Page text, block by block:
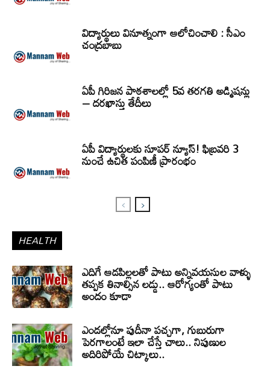
విద్యార్థులు వినూత్నంగా ఆలోచించాలి : సీఎం
చంద్రబాబు
ఏపీ గిరిజన పాఠశాలల్లో 5వ తరగతి అడ్మిషన్లు
– దరఖాస్తు తేదీలు
ఏపీ విద్యార్థులకు సూపర్ న్యూస్! ఫిబ్రవరి 3
నుంచే ఉచిత పంపిణీ ప్రారంభం
HEALTH
ఎదిగే ఆడపిల్లలతో పాటు అన్నివయసుల వాళ్ళు
తప్పక తినాల్సిన లడ్డు.. ఆరోగ్యంతో పాటు
అందం కూడా
ఎండల్లోనూ పుదీనా పచ్చగా, గుబురుగా
పెరగాలంటే ఇలా చేస్తే చాలు.. నిపుణుల
అదిరిపోయే చిట్కాలు..